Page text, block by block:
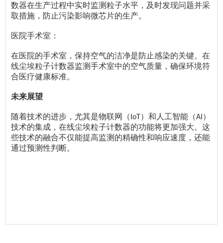
数器在生产过程中实时监测粒子水平，及时发现问题并采
取措施，防止污染影响微芯片的生产。
医院手术室：
在医院的手术室，保持空气的洁净是防止感染的关键。在
线尘埃粒子计数器监测手术室中的空气质量，确保环境符
合医疗健康标准。
未来展望
随着技术的进步，尤其是物联网（ IoT ）和人工智能（AI ）
技术的集成，在线尘埃粒子计数器的功能将更加强大。这
些技术的融合不仅能提高监测的精确性和响应速度，还能
通过预测性判断。